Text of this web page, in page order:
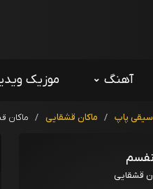
آهنگ موزیک
پاپ / ماکان قشقایی / ماکان
نفسم
قشقایی